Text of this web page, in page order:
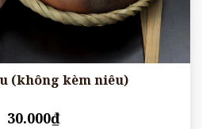
(không kèm niêu)
30.000₫